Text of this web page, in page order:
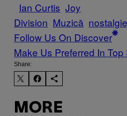
Ian Curtis Joy
Division Muzică nostalgie
Follow Us On Discover
Make Us Preferred In Top
Share:
MORE